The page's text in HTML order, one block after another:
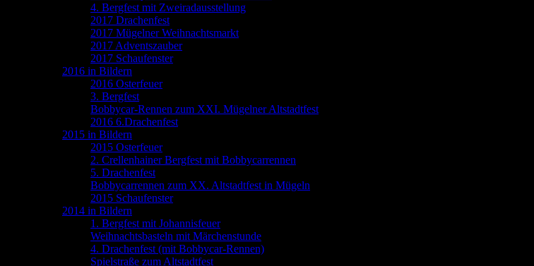
4. Bergfest mit Zweiradausstellung
2017 Drachenfest
2017 Mügelner Weihnachtsmarkt
2017 Adventszauber
2017 Schaufenster
2016 in Bildern
2016 Osterfeuer
3. Bergfest
Bobbycar-Rennen zum XXI. Mügelner Altstadtfest
2016 6.Drachenfest
2015 in Bildern
2015 Osterfeuer
2. Crellenhainer Bergfest mit Bobbycarrennen
5. Drachenfest
Bobbycarrennen zum XX. Altstadtfest in Mügeln
2015 Schaufenster
2014 in Bildern
1. Bergfest mit Johannisfeuer
Weihnachtsbasteln mit Märchenstunde
4. Drachenfest (mit Bobbycar-Rennen)
Spielstraße zum Altstadtfest